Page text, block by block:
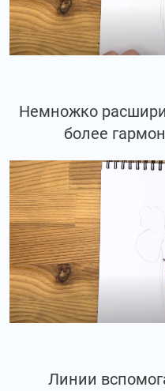
Немножко
более
Линии